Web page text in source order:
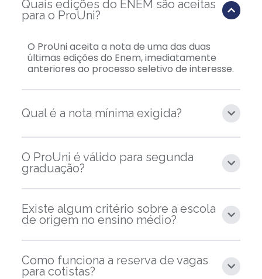
Quais edições do ENEM são aceitas
para o ProUni?
O ProUni aceita a nota de uma das duas
últimas edições do Enem, imediatamente
anteriores ao processo seletivo de interesse.
Qual é a nota mínima exigida?
O ProUni é válido para segunda
graduação?
Existe algum critério sobre a escola
de origem no ensino médio?
Como funciona a reserva de vagas
para cotistas?